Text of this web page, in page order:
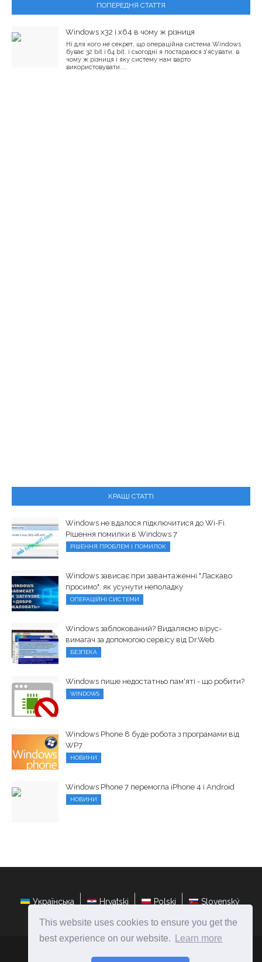
This website uses cookies to ensure you get the
best experience on our website.
Learn more
ПОПЕРЕДНЯ СТАТТЯ
Windows x32 і x64 в чому ж різниця
Ні для кого не секрет, що операційна система Windows
буває 32 bit і 64 bit. і сьогодні я постараюся з'ясувати, в
чому ж різниця і яку систему нам варто
використовувати....
КРАЩІ СТАТТІ
Windows не вдалося підключитися до Wi-Fi.
Рішення помилки в Windows 7
РІШЕННЯ ПРОБЛЕМ І ПОМИЛОК
Windows зависає при завантаженні "Ласкаво
просимо": як усунути неполадку
ОПЕРАЦІЙНІ СИСТЕМИ
Windows заблокований? Видаляємо вірус-
вимагач за допомогою сервісу від Dr.Web
БЕЗПЕКА
Windows пише недостатньо пам'яті - що робити?
WINDOWS
Windows Phone 8 буде робота з програмами від
WP7
НОВИНИ
Windows Phone 7 перемогла iPhone 4 і Android
НОВИНИ
Українська Hrvatski Polski Slovenský
ateasyday.com Ⓒ2026